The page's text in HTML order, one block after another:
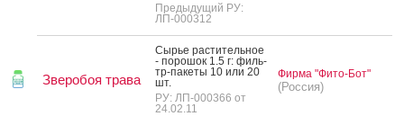
Предыдущий РУ:
ЛП-000312
Зверобоя трава
Сырье рас­ти­тель­ное
- по­рошок 1.5 г: филь­
тр-па­кеты 10 или 20
шт.
РУ: ЛП-000366 от
24.02.11
Фирма "Фито-Бот"
(Россия)